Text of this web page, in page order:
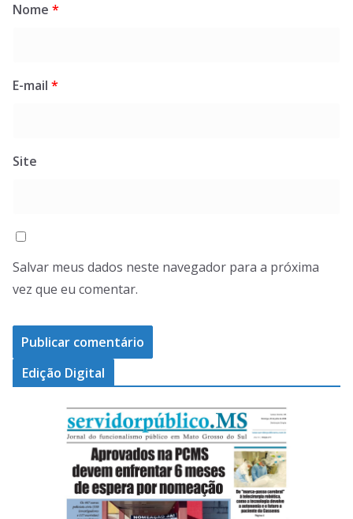
Nome *
E-mail *
Site
Salvar meus dados neste navegador para a próxima
vez que eu comentar.
Edição Digital